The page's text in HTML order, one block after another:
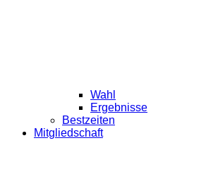
Wahl
Ergebnisse
Bestzeiten
Mitgliedschaft